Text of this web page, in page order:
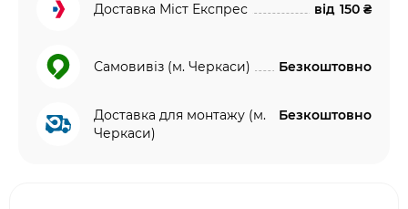
Доставка Міст Експрес від 150 ₴
Самовивіз (м. Черкаси) Безкоштовно
Доставка для монтажу (м.
Черкаси)
Безкоштовно